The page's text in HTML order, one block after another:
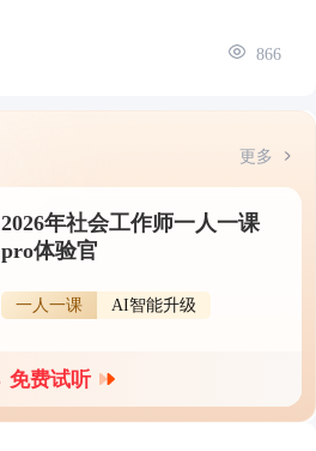
866
更多
2026年社会工作师一人一课
pro体验官
一人一课 AI智能升级
免费试听